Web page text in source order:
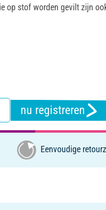
op stof worden gevilt zijn
nu registreren
Eenvoudige